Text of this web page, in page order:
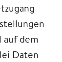
dem
Daten